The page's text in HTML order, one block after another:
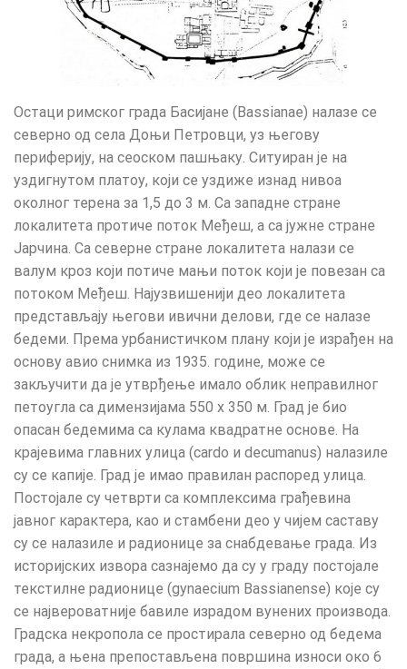
Остаци римског града Басијане (Bassianae) налазе се
северно од села Доњи Петровци, уз његову
периферију, на сеоском пашњаку. Ситуиран је на
уздигнутом платоу, који се уздиже изнад нивоа
околног терена за 1,5 до 3 м. Са западне стране
локалитета протиче поток Међеш, а са јужне стране
Јарчина. Са северне стране локалитета налази се
валум кроз који потиче мањи поток који је повезан са
потоком Међеш. Најузвишенији део локалитета
представљају његови ивични делови, где се налазе
бедеми. Према урбанистичком плану који је израђен на
основу авио снимка из 1935. године, може се
закључити да је утврђење имало облик неправилног
петоугла са димензијама 550 x 350 м. Град је био
опасан бедемима са кулама квадратне основе. На
крајевима главних улица (cardo и decumanus) налазиле
су се капије. Град је имао правилан распоред улица.
Постојале су четврти са комплексима грађевина
јавног карактера, као и стамбени део у чијем саставу
су се налазиле и радионице за снабдевање града. Из
историјских извора сазнајемо да су у граду постојале
текстилне радионице (gynaecium Bassianense) које су
се највероватније бавиле израдом вунених производа.
Градска некропола се простирала северно од бедема
града, а њена препостављена површина износи око 6